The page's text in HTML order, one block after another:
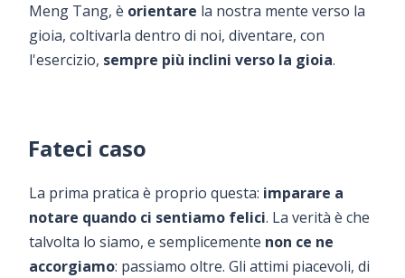
Meng Tang, è orientare la nostra mente verso la
gioia, coltivarla dentro di noi, diventare, con
l'esercizio, sempre più inclini verso la gioia.
Fateci caso
La prima pratica è proprio questa: imparare a
notare quando ci sentiamo felici. La verità è che
talvolta lo siamo, e semplicemente non ce ne
accorgiamo: passiamo oltre. Gli attimi piacevoli, di